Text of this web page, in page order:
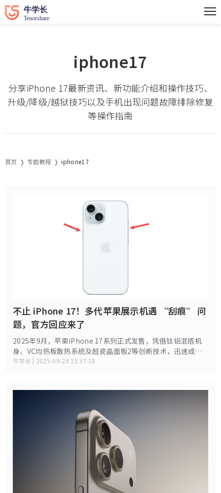
iphone17
分享iPhone 17最新资讯、新功能介绍和操作技巧、
升级/降级/越狱技巧以及手机出现问题故障排除修复
等操作指南
首页 专题教程 iphone17
不止 iPhone 17！多代苹果展示机遇 “刮痕” 问
题，官方回应来了
2025年9月，苹果iPhone 17系列正式发售，凭借钛铝混搭机
身、VC均热板散热系统及超瓷晶面板2等创新技术，迅速成为
全球科技市场的焦点。然而，这款被寄予厚望的旗舰机型却因
尘贴膜工具触碰边框便留下白印。
牛学长 | 2025-09-29 15:57:18